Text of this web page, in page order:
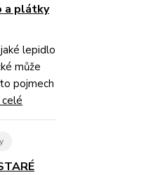
a plátky
lepidlo
může
pojmech